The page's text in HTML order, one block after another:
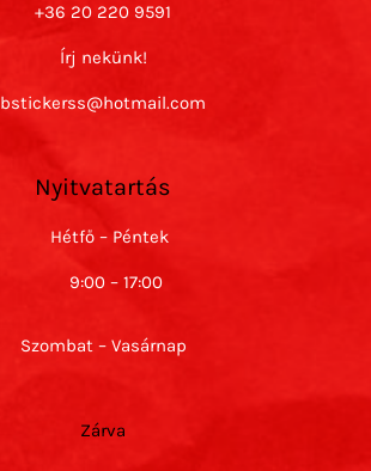
+36 20 220 9591
Írj nekünk!
bstickerss@hotmail.com
Nyitvatartás
Hétfő – Péntek
9:00 – 17:00
Szombat – Vasárnap
Zárva